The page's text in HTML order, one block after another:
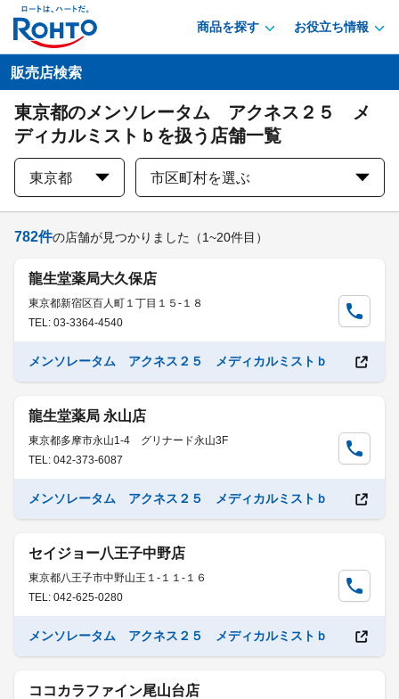
商品を探す お役立ち情報
販売店検索
東京都のメンソレータム アクネス２５ メ
ディカルミストｂを扱う店舗一覧
東京都 市区町村を選ぶ
782件の店舗が見つかりました （1~20件目）
龍生堂薬局大久保店
東京都新宿区百人町１丁目１５-１８
TEL: 03-3364-4540
メンソレータム アクネス２５ メディカルミストｂ
龍生堂薬局 永山店
東京都多摩市永山1-4 グリナード永山3F
TEL: 042-373-6087
メンソレータム アクネス２５ メディカルミストｂ
セイジョー八王子中野店
東京都八王子市中野山王１-１１-１６
TEL: 042-625-0280
メンソレータム アクネス２５ メディカルミストｂ
ココカラファイン尾山台店